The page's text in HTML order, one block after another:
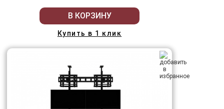
В КОРЗИНУ
Купить в 1 клик